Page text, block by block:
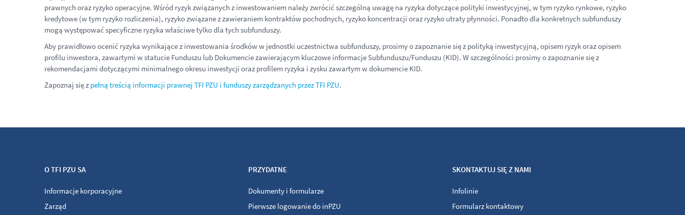
prawnych oraz ryzyko operacyjne. Wśród ryzyk związanych z inwestowaniem należy zwrócić szczególną uwagę na ryzyka dotyczące polityki inwestycyjnej, w tym ryzyko rynkowe, ryzyko
kredytowe (w tym ryzyko rozliczenia), ryzyko związane z zawieraniem kontraktów pochodnych, ryzyko koncentracji oraz ryzyko utraty płynności. Ponadto dla konkretnych subfunduszy
mogą występować specyficzne ryzyka właściwe tylko dla tych subfunduszy.
Aby prawidłowo ocenić ryzyka wynikające z inwestowania środków w jednostki uczestnictwa subfunduszy, prosimy o zapoznanie się z polityką inwestycyjną, opisem ryzyk oraz opisem
profilu inwestora, zawartymi w statucie Funduszu lub Dokumencie zawierającym kluczowe informacje Subfunduszu/Funduszu (KID). W szczególności prosimy o zapoznanie się z
rekomendacjami dotyczącymi minimalnego okresu inwestycji oraz profilem ryzyka i zysku zawartym w dokumencie KID.
Zapoznaj się z pełną treścią informacji prawnej TFI PZU i funduszy zarządzanych przez TFI PZU.
O TFI PZU SA
Informacje korporacyjne
Zarząd
PRZYDATNE
Dokumenty i formularze
Pierwsze logowanie do inPZU
SKONTAKTUJ SIĘ Z NAMI
Infolinie
Formularz kontaktowy